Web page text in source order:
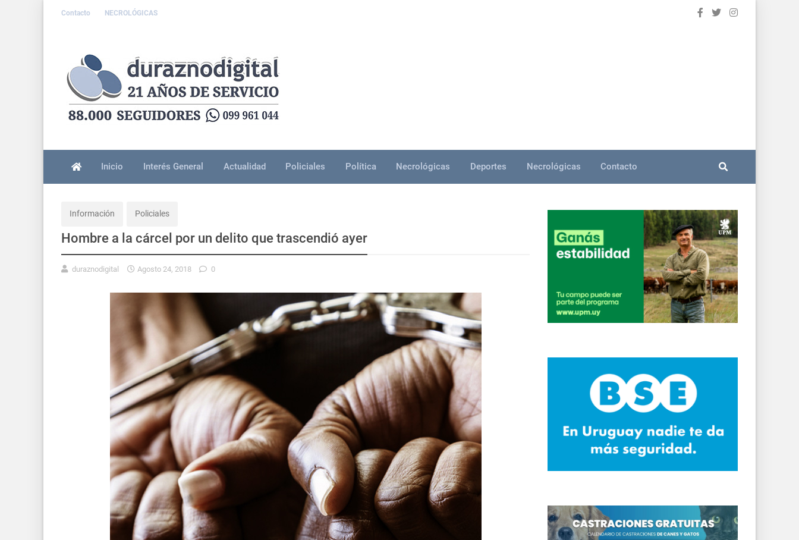
Contacto NECROLÓGICAS
Inicio Interés General Actualidad Policiales Política Necrológicas Deportes Necrológicas Contacto
Información Policiales
Hombre a la cárcel por un delito que trascendió ayer
duraznodigital Agosto 24, 2018 0